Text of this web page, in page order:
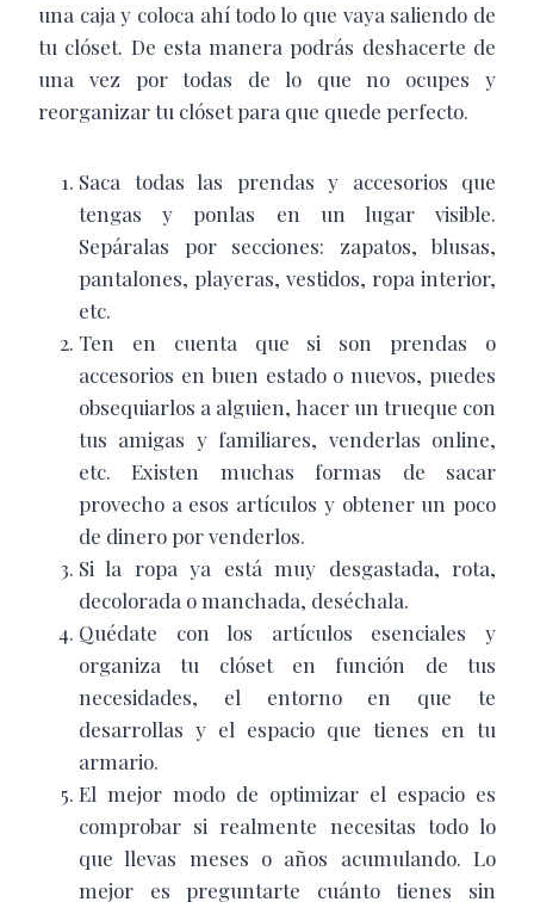
una caja y coloca ahí todo lo que vaya saliendo de
tu clóset. De esta manera podrás deshacerte de
una vez por todas de lo que no ocupes y
reorganizar tu clóset para que quede perfecto.
Saca todas las prendas y accesorios que
tengas y ponlas en un lugar visible.
Sepáralas por secciones: zapatos, blusas,
pantalones, playeras, vestidos, ropa interior,
etc.
Ten en cuenta que si son prendas o
accesorios en buen estado o nuevos, puedes
obsequiarlos a alguien, hacer un trueque con
tus amigas y familiares, venderlas online,
etc. Existen muchas formas de sacar
provecho a esos artículos y obtener un poco
de dinero por venderlos.
Si la ropa ya está muy desgastada, rota,
decolorada o manchada, deséchala.
Quédate con los artículos esenciales y
organiza tu clóset en función de tus
necesidades, el entorno en que te
desarrollas y el espacio que tienes en tu
armario.
El mejor modo de optimizar el espacio es
comprobar si realmente necesitas todo lo
que llevas meses o años acumulando. Lo
mejor es preguntarte cuánto tienes sin